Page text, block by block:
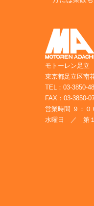
モトーレン足立
東京都足立区南
TEL：03-3850-
FAX：03-3850-
営業時間 ９：０
水曜日 ／ 第１